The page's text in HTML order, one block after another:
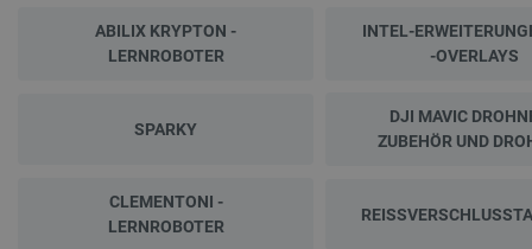
ABILIX KRYPTON -
LERNROBOTER
INTEL-
-OVERLAYS
SPARKY
DJI MAVIC
ZUBEHÖR UND
CLEMENTONI -
LERNROBOTER